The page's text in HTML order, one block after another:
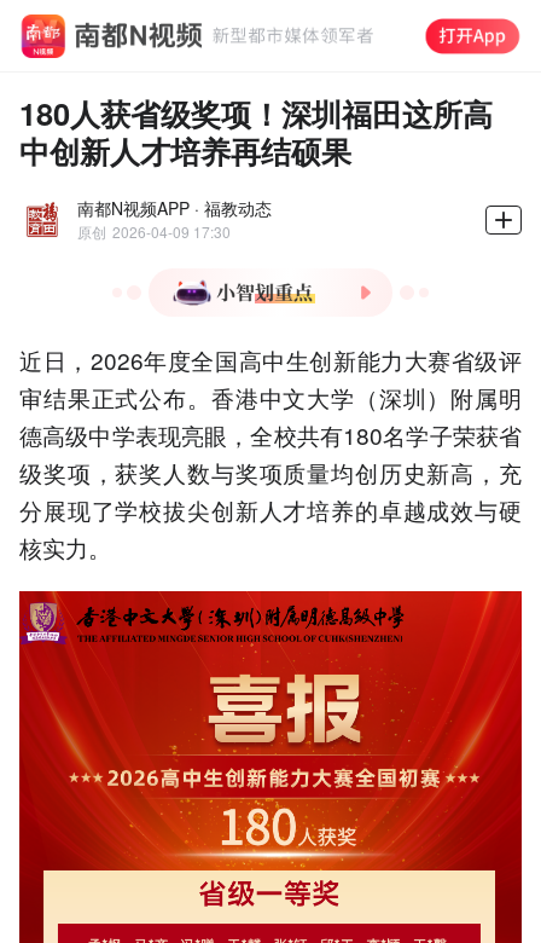
180人获省级奖项！深圳福田这所高
中创新人才培养再结硕果
南都N视频APP · 福教动态
原创 2026-04-09 17:30
生获省级创新大赛奖
2.全国高中生创新能力大赛
3.赛事聚焦创新人才早期发
现与高校选拔参考
4.学校将创新培养融入课程
才培养显著
以上内容由AI大模型生成，仅供
参考
近日，2026年度全国高中生创新能力大赛省级评
审结果正式公布。香港中文大学（深圳）附属明
德高级中学表现亮眼，全校共有180名学子荣获省
级奖项，获奖人数与奖项质量均创历史新高，充
分展现了学校拔尖创新人才培养的卓越成效与硬
核实力。